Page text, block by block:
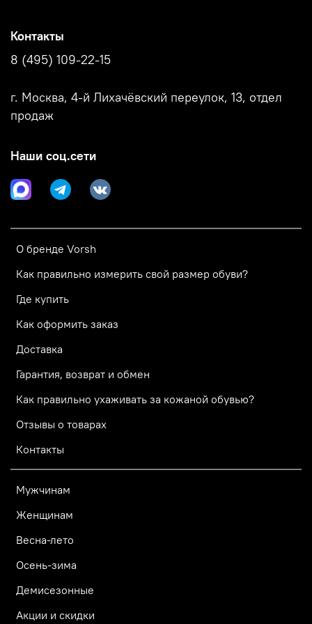
О бренде Vorsh
Как правильно измерить свой размер обуви?
Где купить
Как оформить заказ
Доставка
Гарантия, возврат и обмен
Как правильно ухаживать за кожаной обувью?
Отзывы о товарах
Контакты
Мужчинам
Женщинам
Весна-лето
Осень-зима
Демисезонные
Акции и скидки
Контакты
8 (495) 109-22-15
г. Москва, 4-й Лихачёвский переулок, 13, отдел
продаж
Наши соц.сети